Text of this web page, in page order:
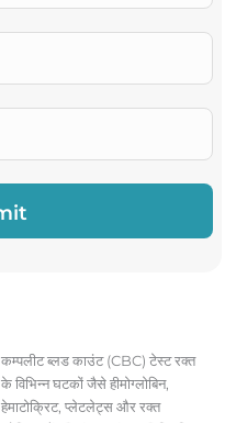
कम्पलीट ब्लड काउंट (CBC) टेस्ट रक्त
के विभिन्न घटकों जैसे हीमोग्लोबिन,
हेमाटोक्रिट, प्लेटलेट्स और रक्त